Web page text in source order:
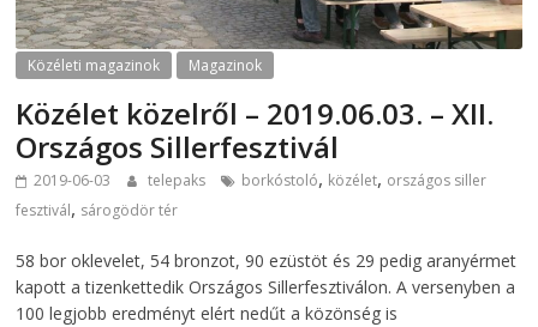
Közéleti magazinok Magazinok
Közélet közelről – 2019.06.03. – XII.
Országos Sillerfesztivál
2019-06-03 telepaks borkóstoló, közélet, országos siller
fesztivál, sárogödör tér
58 bor oklevelet, 54 bronzot, 90 ezüstöt és 29 pedig aranyérmet
kapott a tizenkettedik Országos Sillerfesztiválon. A versenyben a
100 legjobb eredményt elért nedűt a közönség is